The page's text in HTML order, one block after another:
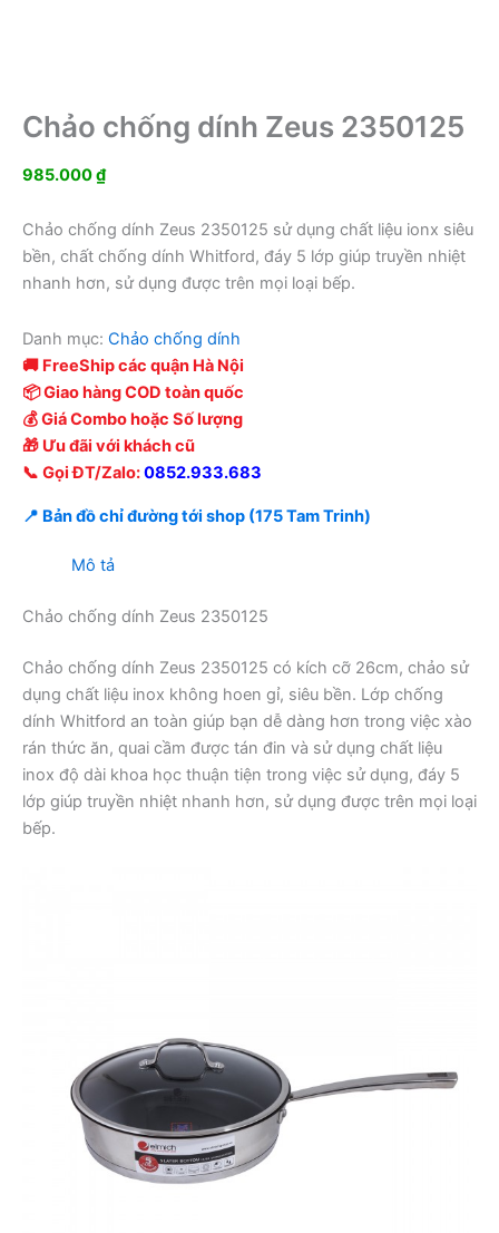
Chảo chống dính Zeus 2350125
985.000₫
Chảo chống dính Zeus 2350125 sử dụng chất liệu ionx siêu
bền, chất chống dính Whitford, đáy 5 lớp giúp truyền nhiệt
nhanh hơn, sử dụng được trên mọi loại bếp.
Danh mục: Chảo chống dính
🚚 FreeShip các quận Hà Nội
📦 Giao hàng COD toàn quốc
💰 Giá Combo hoặc Số lượng
🎁 Ưu đãi với khách cũ
📞 Gọi ĐT/Zalo:0852.933.683
📍 Bản đồ chỉ đường tới shop (175 Tam Trinh)
Mô tả
Chảo chống dính Zeus 2350125
Chảo chống dính Zeus 2350125 có kích cỡ 26cm, chảo sử
dụng chất liệu inox không hoen gỉ, siêu bền. Lớp chống
dính Whitford an toàn giúp bạn dễ dàng hơn trong việc xào
rán thức ăn, quai cầm được tán đin và sử dụng chất liệu
inox độ dài khoa học thuận tiện trong việc sử dụng, đáy 5
lớp giúp truyền nhiệt nhanh hơn, sử dụng được trên mọi loại
bếp.